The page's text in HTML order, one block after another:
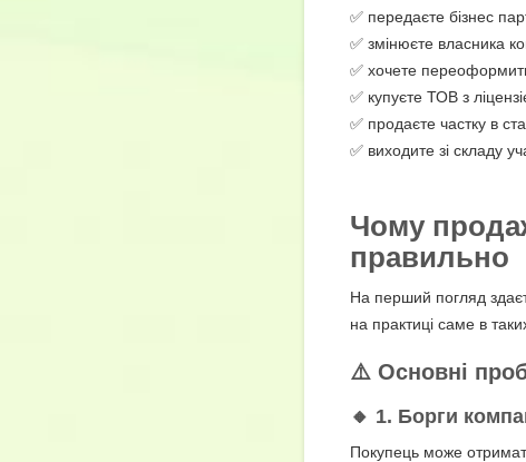
✅ передаєте бізнес
✅ змінюєте власника
✅ хочете
✅ купуєте ТОВ з
✅ продаєте частку в
✅ виходите зі складу
Чому
правильно
На перший погляд
на практиці саме в
⚠️ Основні
🔸 1. Борги
Покупець може